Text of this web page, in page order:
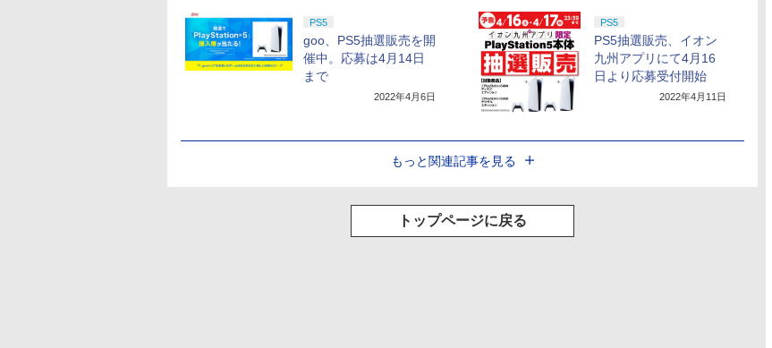
PS5
goo、PS5抽選販売を開
催中。応募は4月14日
まで
2022年4月6日
PS5
PS5抽選販売、イオン
九州アプリにて4月16
日より応募受付開始
2022年4月11日
もっと関連記事を見る
トップページに戻る